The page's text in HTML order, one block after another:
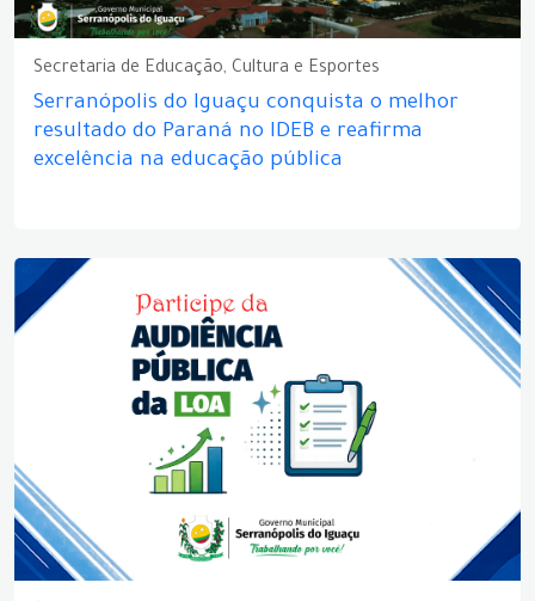
Secretaria de Educação, Cultura e Esportes
Serranópolis do Iguaçu conquista o melhor
resultado do Paraná no IDEB e reafirma
excelência na educação pública